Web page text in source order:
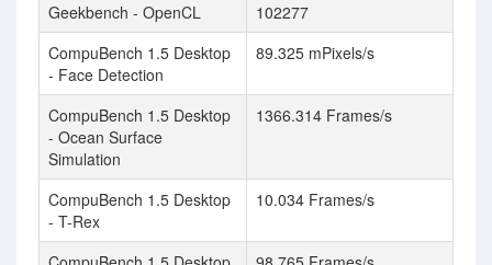
Geekbench - OpenCL
102277
CompuBench 1.5 Desktop
- Face Detection
89.325 mPixels/s
CompuBench 1.5 Desktop
- Ocean Surface
Simulation
1366.314 Frames/s
CompuBench 1.5 Desktop
- T-Rex
10.034 Frames/s